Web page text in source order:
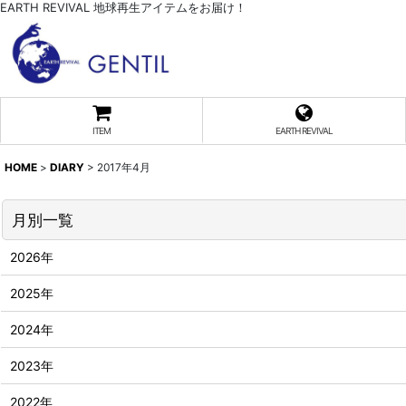
EARTH REVIVAL 地球再生アイテムをお届け！
ITEM EARTH REVIVAL
HOME > DIARY > 2017年4月
月別一覧
2026年
2025年
2024年
2023年
2022年